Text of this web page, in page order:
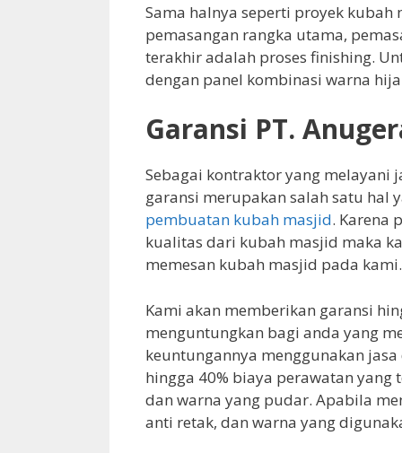
Sama halnya seperti proyek
pemasangan rangka utama,
terakhir adalah proses finishing.
dengan panel kombinasi warna
Garansi PT.
Sebagai kontraktor yang melayani
garansi merupakan salah satu hal
pembuatan kubah masjid. Karena
kualitas dari kubah masjid maka
memesan kubah masjid pada kami.
Kami akan memberikan garansi
menguntungkan bagi anda yang
keuntungannya menggunakan
hingga 40% biaya perawatan yang
dan warna yang pudar. Apabila
anti retak, dan warna yang